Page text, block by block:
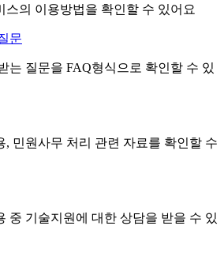
스의 이용방법을 확인할 수 있어요
문
는 질문을 FAQ형식으로 확인할 수 있
, 민원사무 처리 관련 자료를 확인할 수
중 기술지원에 대한 상담을 받을 수 있